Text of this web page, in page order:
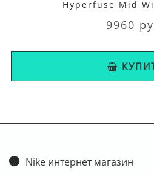
Hyperfuse Mid
9960
Nike интернет магазин